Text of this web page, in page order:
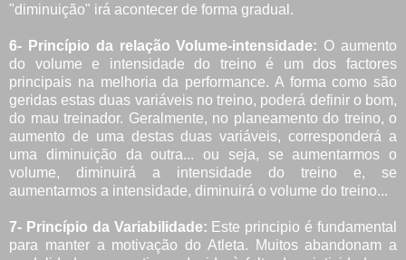
"diminuição" irá acontecer de forma gradual.
6- Princípio da relação Volume-intensidade: O aumento
do volume e intensidade do treino é um dos factores
principais na melhoria da performance. A forma como são
geridas estas duas variáveis no treino, poderá definir o bom,
do mau treinador. Geralmente, no planeamento do treino, o
aumento de uma destas duas variáveis, corresponderá a
uma diminuição da outra... ou seja, se aumentarmos o
volume, diminuirá a intensidade do treino e, se
aumentarmos a intensidade, diminuirá o volume do treino...
7- Princípio da Variabilidade: Este principio é fundamental
para manter a motivação do Atleta. Muitos abandonam a